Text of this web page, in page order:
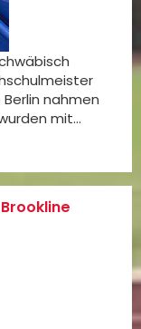
nahmen
mit…